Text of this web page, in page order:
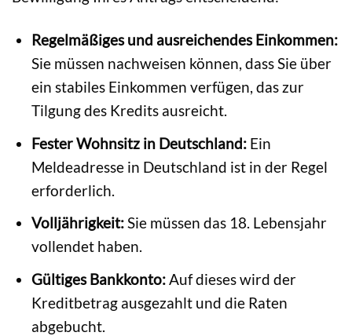
Regelmäßiges und ausreichendes Einkommen:
Sie müssen nachweisen können, dass Sie über
ein stabiles Einkommen verfügen, das zur
Tilgung des Kredits ausreicht.
Fester Wohnsitz in Deutschland:Ein
Meldeadresse in Deutschland ist in der Regel
erforderlich.
Volljährigkeit:Sie müssen das 18. Lebensjahr
vollendet haben.
Gültiges Bankkonto:Auf dieses wird der
Kreditbetrag ausgezahlt und die Raten
abgebucht.